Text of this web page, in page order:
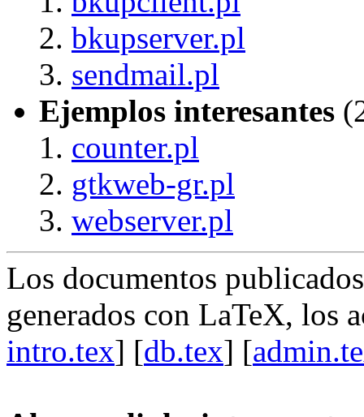
bkupserver.pl
sendmail.pl
Ejemplos interesantes
counter.pl
gtkweb-gr.pl
webserver.pl
Los documentos
generados con LaTeX, los
intro.tex] [db.tex] [